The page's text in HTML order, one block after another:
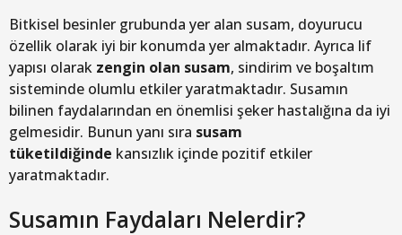
Bitkisel besinler grubunda yer alan susam, doyurucu
özellik olarak iyi bir konumda yer almaktadır. Ayrıca lif
yapısı olarak zengin olan susam, sindirim ve boşaltım
sisteminde olumlu etkiler yaratmaktadır. Susamın
bilinen faydalarından en önemlisi şeker hastalığına da iyi
gelmesidir. Bunun yanı sıra susam
tüketildiğinde kansızlık içinde pozitif etkiler
yaratmaktadır.
Susamın Faydaları Nelerdir?